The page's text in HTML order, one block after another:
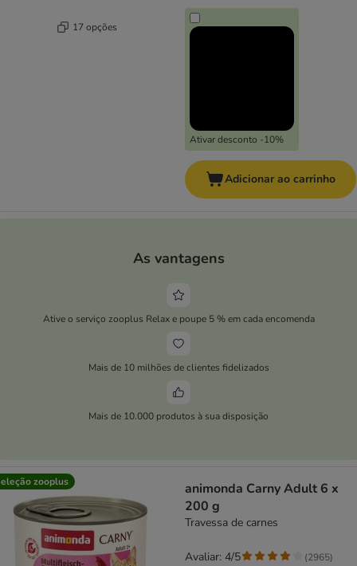
17 opções
Ativar desconto -10%
Adicionar ao carrinho
As vantagens
Ative o serviço zooplus Relax e poupe 5 % em cada encomenda
Mais de 10 milhões de clientes fidelizados
Mais de 10.000 produtos à sua disposição
zooplus
animonda Carny Adult 6 x
200 g
Travessa de carnes
Avaliar: 4/5 (2965)